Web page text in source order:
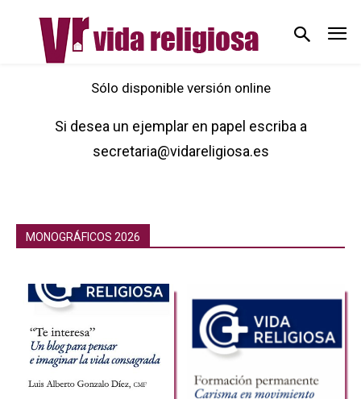
Sólo disponible versión online
Si desea un ejemplar en papel escriba a
secretaria@vidareligiosa.es
MONOGRÁFICOS 2026